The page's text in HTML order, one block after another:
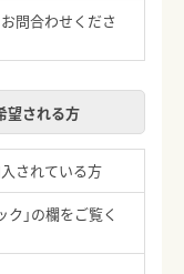
問合わせくださ
望される方
されている方
ク｣の欄をご覧く